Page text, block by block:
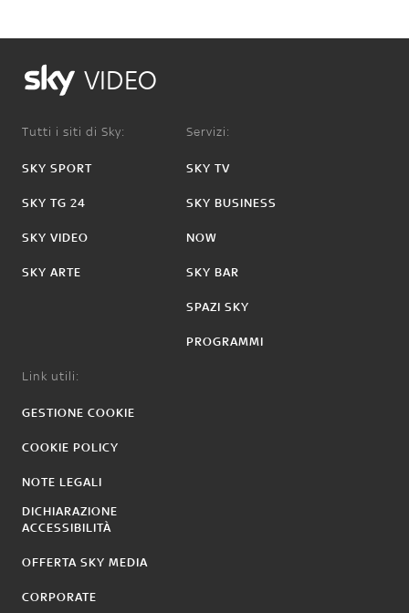
VIDEO
Tutti i siti di Sky:
SKY SPORT
SKY TG 24
SKY VIDEO
SKY ARTE
Servizi:
SKY TV
SKY BUSINESS
NOW
SKY BAR
SPAZI SKY
PROGRAMMI
Link utili:
GESTIONE COOKIE
COOKIE POLICY
NOTE LEGALI
DICHIARAZIONE
ACCESSIBILITÀ
OFFERTA SKY MEDIA
CORPORATE